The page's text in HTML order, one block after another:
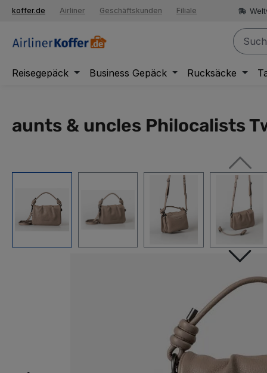
Zur Hauptnavigation springen
koffer.de Airliner Geschäftskunden Filiale
Reisegepäck Business Gepäck Rucksäcke
aunts & uncles Philocalists